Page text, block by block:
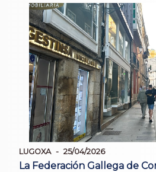
LUGOXA 25/04/2026
La Federación Gallega de